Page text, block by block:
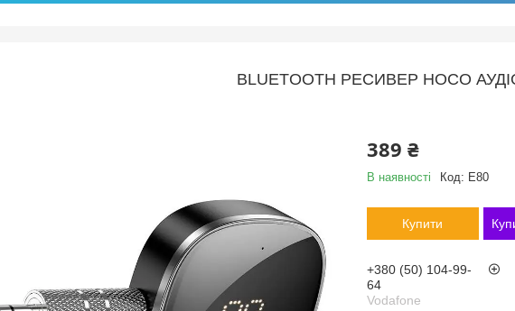
BLUETOOTH РЕСИВЕР HOCO
389 ₴
В наявності Код: E80
Купити
+380 (50) 104-99-
64
Vodafone